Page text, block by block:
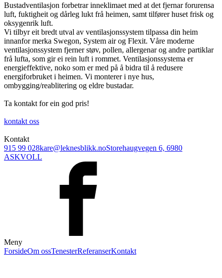
Bustadventilasjon forbetrar inneklimaet med at det fjernar forurensa
luft, fuktigheit og dårleg lukt frå heimen, samt tilfører huset frisk og
oksygenrik luft.
Vi tilbyr eit bredt utval av ventilasjonssystem tilpassa din heim
innanfor merka Swegon, System air og Flexit. Våre moderne
ventilasjonssystem fjerner støv, pollen, allergenar og andre partiklar
frå lufta, som gir ei rein luft i rommet. Ventilasjonssystema er
energieffektive, noko som er med på å bidra til å redusere
energiforbruket i heimen. Vi monterer i nye hus,
ombygging/reablitering og eldre bustadar.
Ta kontakt for ein god pris!
kontakt oss
Kontakt
915 99 028kare@leknesblikk.noStorehaugvegen 6, 6980
ASKVOLL
Meny
ForsideOm ossTenesterReferanserKontakt